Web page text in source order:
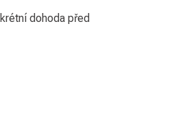
dohoda před